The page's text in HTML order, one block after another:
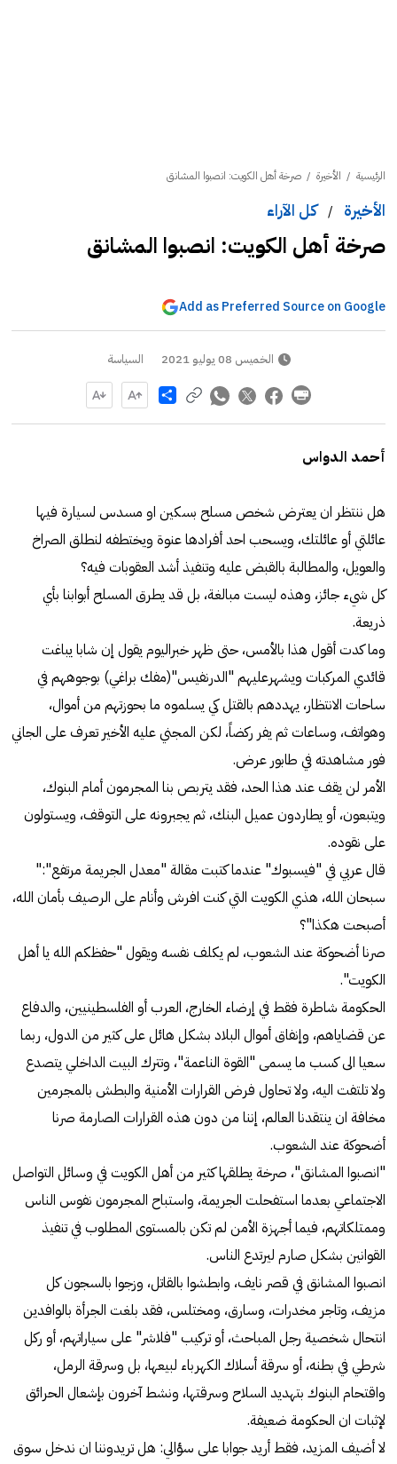
الرئيسية / الأخيرة / صرخة أهل الكويت: انصبوا المشانق
الأخيرة /كل الآراء
صرخة أهل الكويت: انصبوا المشانق
Add as Preferred Source on Google
الخميس 08 يوليو 2021 السياسة
Share
أحمد الدواس
هل ننتظر ان يعترض شخص مسلح بسكين او مسدس لسيارة فيها
عائلتي أو عائلتك، ويسحب احد أفرادها عنوة ويختطفه لنطلق الصراخ
والعويل، والمطالبة بالقبض عليه وتنفيذ أشد العقوبات فيه؟
كل شيء جائز، وهذه ليست مبالغة، بل قد يطرق المسلح أبوابنا بأي
ذريعة.
وما كدت أقول هذا بالأمس، حتى ظهر خبراليوم يقول إن شابا يباغت
قائدي المركبات ويشهرعليهم "الدرنفيس"(مفك براغي) بوجوههم في
ساحات الانتظار، يهددهم بالقتل كي يسلموه ما بحوزتهم من أموال،
وهواتف، وساعات ثم يفر ركضاً، لكن المجني عليه الأخير تعرف على الجاني
فور مشاهدته في طابور عرض.
الأمر لن يقف عند هذا الحد، فقد يتربص بنا المجرمون أمام البنوك،
ويتبعون، أو يطاردون عميل البنك، ثم يجبرونه على التوقف، ويستولون
على نقوده.
قال عربي في "فيسبوك" عندما كتبت مقالة "معدل الجريمة مرتفع":"
سبحان الله، هذي الكويت التي كنت افرش وأنام على الرصيف بأمان الله،
أصبحت هكذا"؟
صرنا أضحوكة عند الشعوب، لم يكلف نفسه ويقول "حفظكم الله يا أهل
الكويت".
الحكومة شاطرة فقط في إرضاء الخارج، العرب أو الفلسطينيين، والدفاع
عن قضاياهم، وإنفاق أموال البلاد بشكل هائل على كثير من الدول، ربما
سعيا الى كسب ما يسمى "القوة الناعمة"، وتترك البيت الداخلي يتصدع
ولا تلتفت اليه، ولا تحاول فرض القرارات الأمنية والبطش بالمجرمين
مخافة ان ينتقدنا العالم، إننا من دون هذه القرارات الصارمة صرنا
أضحوكة عند الشعوب.
"انصبوا المشانق"، صرخة يطلقها كثير من أهل الكويت في وسائل التواصل
الاجتماعي بعدما استفحلت الجريمة، واستباح المجرمون نفوس الناس
وممتلكاتهم، فيما أجهزة الأمن لم تكن بالمستوى المطلوب في تنفيذ
القوانين بشكل صارم ليرتدع الناس.
انصبوا المشانق في قصر نايف، وابطشوا بالقاتل، وزجوا بالسجون كل
مزيف، وتاجر مخدرات، وسارق، ومختلس، فقد بلغت الجرأة بالوافدين
انتحال شخصية رجل المباحث، أو تركيب "فلاشر" على سياراتهم، أو ركل
شرطي في بطنه، أو سرقة أسلاك الكهرباء لبيعها، بل وسرقة الرمل،
واقتحام البنوك بتهديد السلاح وسرقتها، ونشط آخرون بإشعال الحرائق
لإثبات ان الحكومة ضعيفة.
لا أضيف المزيد، فقط أريد جوابا على سؤالي: هل تريدوننا ان ندخل سوق